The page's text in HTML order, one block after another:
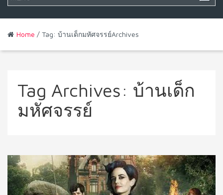
Home / Tag: บ้านเด็กมหัศจรรย์Archives
Tag Archives: บ้านเด็ก
มหัศจรรย์